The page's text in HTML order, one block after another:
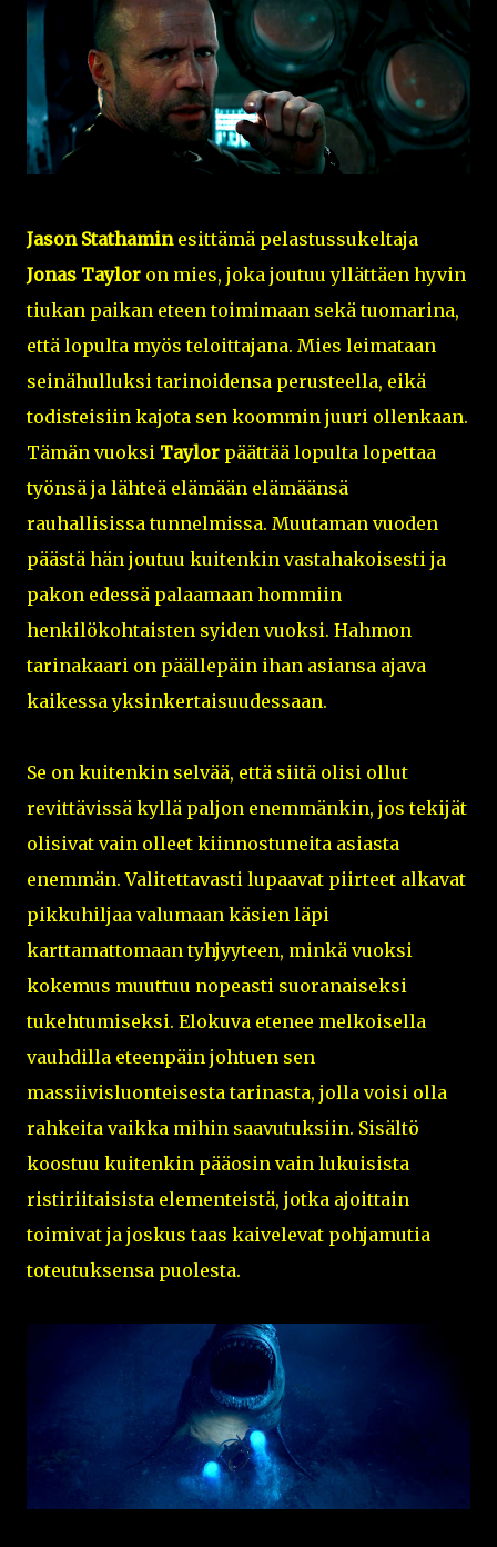
Jason Stathamin esittämä pelastussukeltaja
Jonas Taylor on mies, joka joutuu yllättäen hyvin
tiukan paikan eteen toimimaan sekä tuomarina,
että lopulta myös teloittajana. Mies leimataan
seinähulluksi tarinoidensa perusteella, eikä
todisteisiin kajota sen koommin juuri ollenkaan.
Tämän vuoksi Taylor päättää lopulta lopettaa
työnsä ja lähteä elämään elämäänsä
rauhallisissa tunnelmissa. Muutaman vuoden
päästä hän joutuu kuitenkin vastahakoisesti ja
pakon edessä palaamaan hommiin
henkilökohtaisten syiden vuoksi. Hahmon
tarinakaari on päällepäin ihan asiansa ajava
kaikessa yksinkertaisuudessaan.
Se on kuitenkin selvää, että siitä olisi ollut
revittävissä kyllä paljon enemmänkin, jos tekijät
olisivat vain olleet kiinnostuneita asiasta
enemmän. Valitettavasti lupaavat piirteet alkavat
pikkuhiljaa valumaan käsien läpi
karttamattomaan tyhjyyteen, minkä vuoksi
kokemus muuttuu nopeasti suoranaiseksi
tukehtumiseksi. Elokuva etenee melkoisella
vauhdilla eteenpäin johtuen sen
massiivisluonteisesta tarinasta, jolla voisi olla
rahkeita vaikka mihin saavutuksiin. Sisältö
koostuu kuitenkin pääosin vain lukuisista
ristiriitaisista elementeistä, jotka ajoittain
toimivat ja joskus taas kaivelevat pohjamutia
toteutuksensa puolesta.